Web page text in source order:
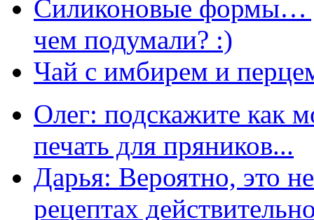
Силиконовые формы…
чем подумали? :)
Чай с имбирем и
Олег: подскажите как
печать для пряников...
Дарья: Вероятно, это
рецептах